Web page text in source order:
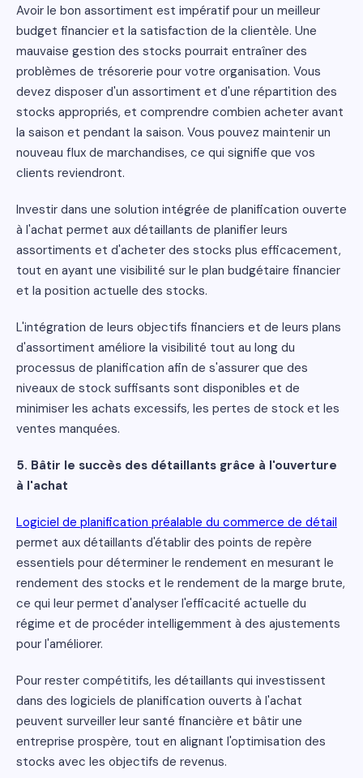
Avoir le bon assortiment est impératif pour un meilleur
budget financier et la satisfaction de la clientèle. Une
mauvaise gestion des stocks pourrait entraîner des
problèmes de trésorerie pour votre organisation. Vous
devez disposer d'un assortiment et d'une répartition des
stocks appropriés, et comprendre combien acheter avant
la saison et pendant la saison. Vous pouvez maintenir un
nouveau flux de marchandises, ce qui signifie que vos
clients reviendront.
Investir dans une solution intégrée de planification ouverte
à l'achat permet aux détaillants de planifier leurs
assortiments et d'acheter des stocks plus efficacement,
tout en ayant une visibilité sur le plan budgétaire financier
et la position actuelle des stocks.
L'intégration de leurs objectifs financiers et de leurs plans
d'assortiment améliore la visibilité tout au long du
processus de planification afin de s'assurer que des
niveaux de stock suffisants sont disponibles et de
minimiser les achats excessifs, les pertes de stock et les
ventes manquées.
5. Bâtir le succès des détaillants grâce à l'ouverture
à l'achat
Logiciel de planification préalable du commerce de détail
permet aux détaillants d'établir des points de repère
essentiels pour déterminer le rendement en mesurant le
rendement des stocks et le rendement de la marge brute,
ce qui leur permet d'analyser l'efficacité actuelle du
régime et de procéder intelligemment à des ajustements
pour l'améliorer.
Pour rester compétitifs, les détaillants qui investissent
dans des logiciels de planification ouverts à l'achat
peuvent surveiller leur santé financière et bâtir une
entreprise prospère, tout en alignant l'optimisation des
stocks avec les objectifs de revenus.